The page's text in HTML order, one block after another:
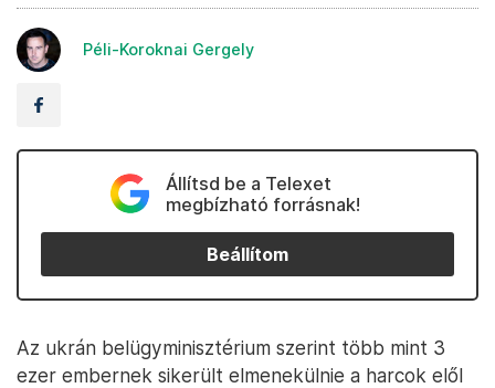
Péli-Koroknai Gergely
Állítsd be a Telexet
megbízható forrásnak!
Beállítom
Az ukrán belügyminisztérium szerint több mint 3
ezer embernek sikerült elmenekülnie a harcok elől